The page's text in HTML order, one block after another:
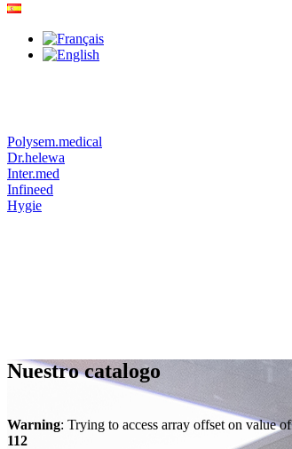
Polysem.medical
Dr.helewa
Inter.med
Infineed
Hygie
Nuestro catalogo
Warning: Trying to access array offset on value
112